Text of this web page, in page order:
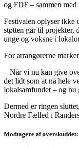
og FDF – sammen
Festivalen oplyser ikke
støtten går til projekter,
unge og voksne i
For arrangørerne
– Når vi nu kan give
det lidt som at nå hele
lokalsamfundet – og
Dermed er ringen
Nordre Fælled i
Modtagere af overskuddet: